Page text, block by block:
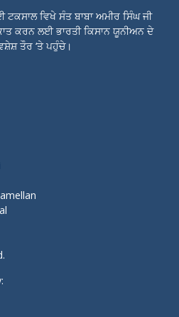
ਟਕਸਾਲ ਵਿਖੇ ਸੰਤ ਬਾਬਾ ਅਮੀਰ ਸਿੰਘ ਜੀ
ਕਰਨ ਲਈ ਭਾਰਤੀ ਕਿਸਾਨ ਯੂਨੀਅਨ ਦੇ
ਤੌਰ ‘ਤੇ ਪਹੁੰਚੇ।